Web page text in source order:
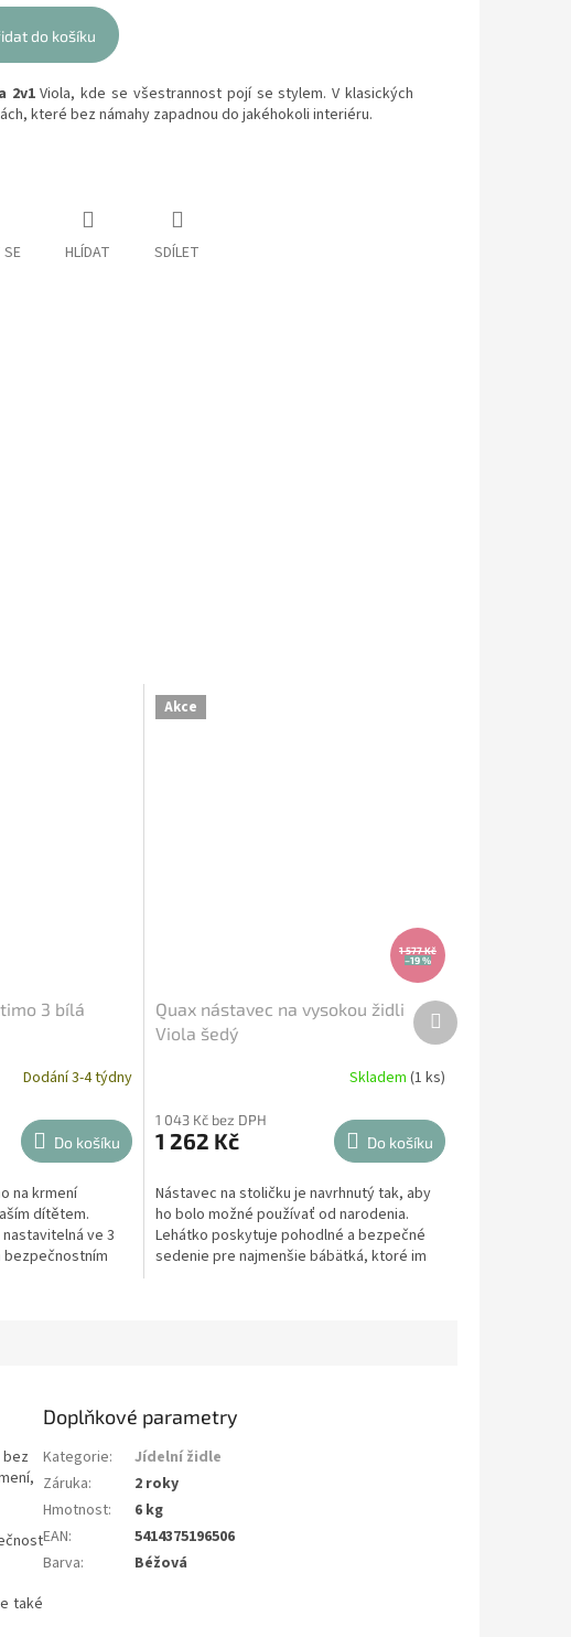
do košíku
2v1Viola, kde se všestrannost pojí se stylem. V klasických
které bez námahy zapadnou do jakéhokoli interiéru.
HLÍDAT SDÍLET
3 bílá
Dodání 3-4 týdny
Do košíku
na krmení
dítětem.
ve 3
bezpečnostním
Akce
1 577 Kč
–19 %
Quax nástavec na vysokou židli
Viola šedý
Skladem (1 ks)
1 043 Kč bez DPH
1 262 Kč Do košíku
Nástavec na stoličku je navrhnutý tak, aby
ho bolo možné používať od narodenia.
Lehátko poskytuje pohodlné a bezpečné
sedenie pre najmenšie bábätká, ktoré im
Další
produkt
také
Doplňkové parametry
Kategorie:
Jídelní židle
Záruka:
2 roky
Hmotnost:
6 kg
EAN:
5414375196506
Barva: Béžová